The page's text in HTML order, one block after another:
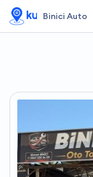
Binici Auto